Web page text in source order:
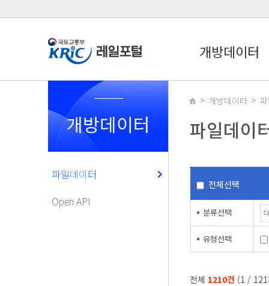
개방데이터
개방데이터
파일데이터
Open API
개방데이터
파일데이
전체선택
분류선택
유형선택
전체 1210건 (1 / 121